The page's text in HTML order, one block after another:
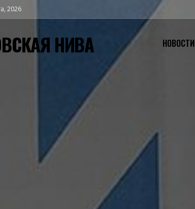
2026
НИВА НОВОСТИ